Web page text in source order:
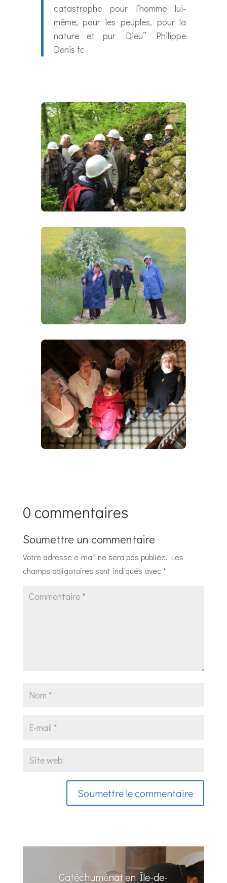
catastrophe pour l’homme lui-
même, pour les peuples, pour la
nature et pur Dieu” Philippe
Denis fc
0 commentaires
Soumettre un commentaire
Votre adresse e-mail ne sera pas publiée. Les
champs obligatoires sont indiqués avec*
Soumettre le commentaire
Catéchuménat en Île-de-